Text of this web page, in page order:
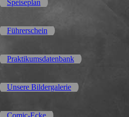
Speiseplan
Führerschein
Praktikumsdatenbank
Unsere Bildergalerie